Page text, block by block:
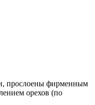
прослоены фирменным
орехов (по